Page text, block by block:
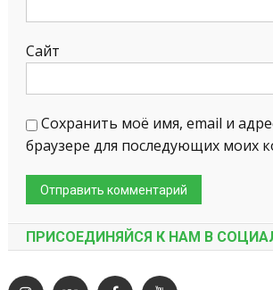
Сайт
Сохранить моё имя, email и
браузере для последующих моих
ПРИСОЕДИНЯЙСЯ К НАМ В